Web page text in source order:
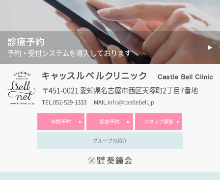
診療予約
予約・受付システムを導入しております
〒451-0021 愛知県名古屋市西区天塚町2丁目7番地
TEL.052-529-1333 MAIL. info@castlebell.jp
分娩予約 診療予約 スタッフ募集
グループの紹介